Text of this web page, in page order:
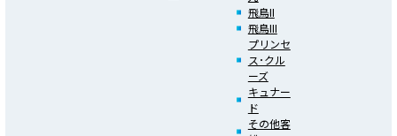
飛鳥II
飛鳥III
プリンセ
ス･クル
ーズ
キュナー
ド
その他客